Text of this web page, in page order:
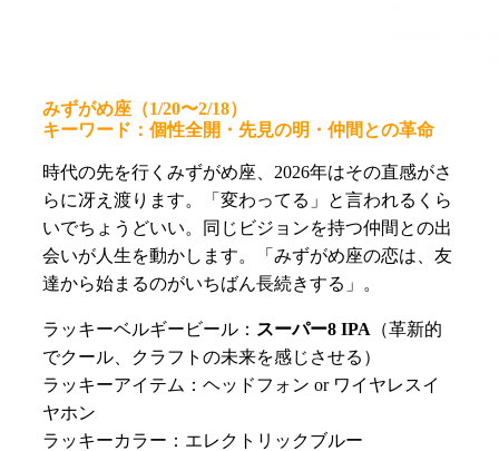
みずがめ座（1/20〜2/18）
キーワード：個性全開・先見の明・仲間との革命
時代の先を行くみずがめ座、2026年はその直感がさ
らに冴え渡ります。「変わってる」と言われるくら
いでちょうどいい。同じビジョンを持つ仲間との出
会いが人生を動かします。「みずがめ座の恋は、友
達から始まるのがいちばん長続きする」。
ラッキーベルギービール： スーパー8 IPA （革新的
でクール、クラフトの未来を感じさせる）
ラッキーアイテム：ヘッドフォン or ワイヤレスイ
ヤホン
ラッキーカラー：エレクトリックブルー